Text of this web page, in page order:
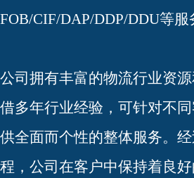
FOB/CIF/DAP/DDP/DDU等服
公司拥有丰富的物流行业资
借多年行业经验，可针对不
供全面而个性的整体服务。
程，公司在客户中保持着良